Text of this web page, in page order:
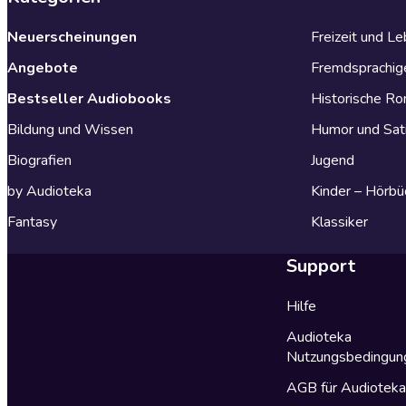
Neuerscheinungen
Angebote
Bestseller Audiobooks
Bildung und Wissen
Biografien
by Audioteka
Fantasy
Freizeit und
Historische
Humor und
Jugend
Kinder –
Klassiker
Support
Hilfe
Audioteka
AGB für